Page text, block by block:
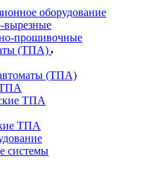
оборудование
вырезные
прошивочные
(ТПА)
(ТПА)
ТПА
ТПА
системы